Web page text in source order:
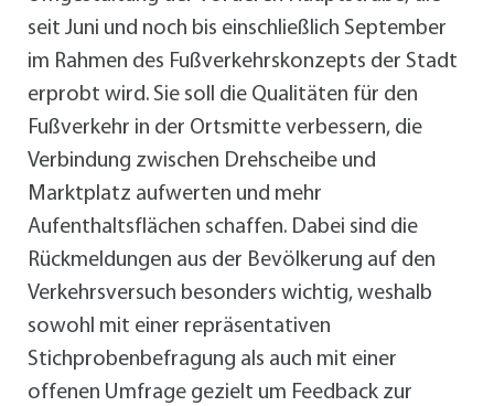
seit Juni und noch bis einschließlich September
im Rahmen des Fußverkehrskonzepts der Stadt
erprobt wird. Sie soll die Qualitäten für den
Fußverkehr in der Ortsmitte verbessern, die
Verbindung zwischen Drehscheibe und
Marktplatz aufwerten und mehr
Aufenthaltsflächen schaffen. Dabei sind die
Rückmeldungen aus der Bevölkerung auf den
Verkehrsversuch besonders wichtig, weshalb
sowohl mit einer repräsentativen
Stichprobenbefragung als auch mit einer
offenen Umfrage gezielt um Feedback zur